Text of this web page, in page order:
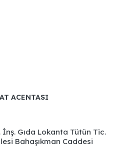
ACENTASI
İnş. Gıda Lokanta Tütün Tic.
Bahaşıkman Caddesi